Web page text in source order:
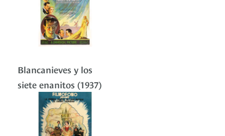
Blancanieves y los
siete enanitos (1937)